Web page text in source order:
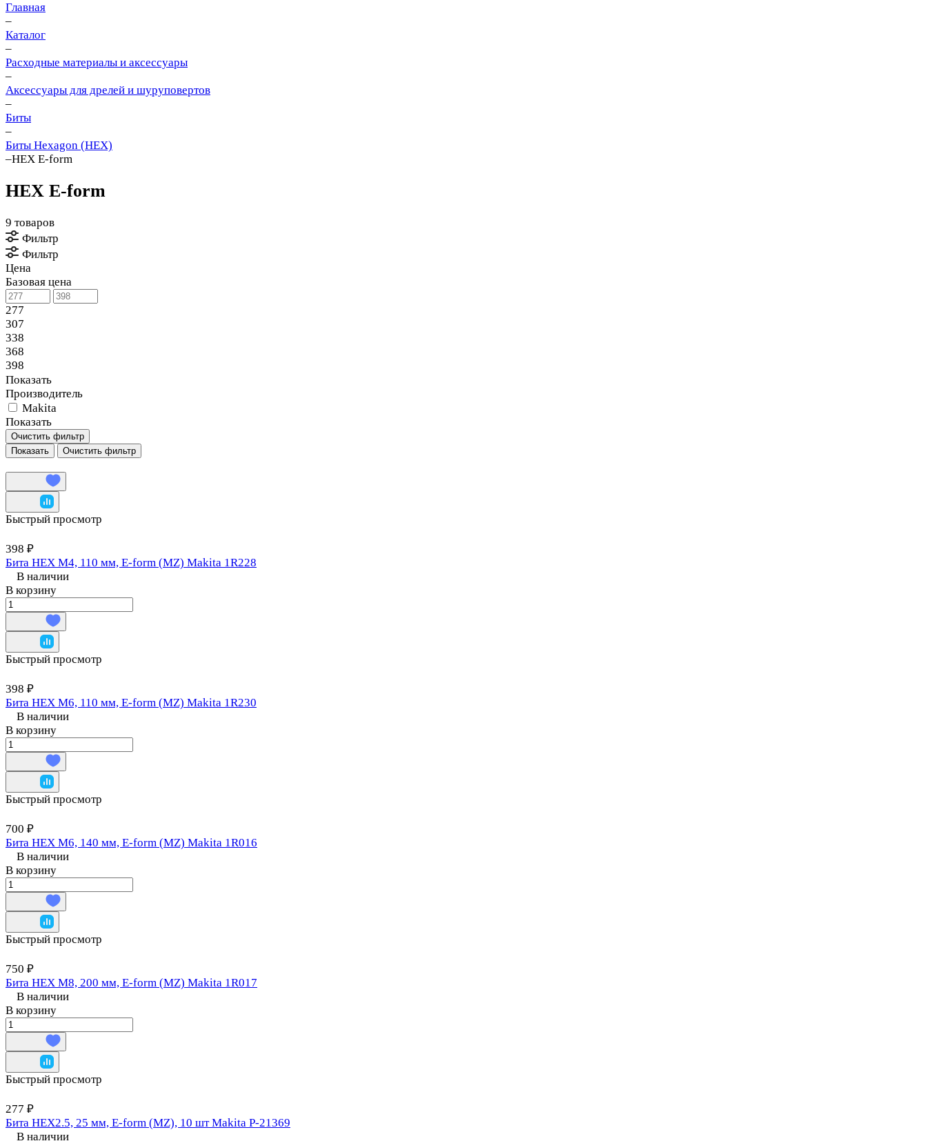
Главная
–
Каталог
–
Расходные материалы и аксессуары
–
Аксессуары для дрелей и шуруповертов
–
Биты
–
Биты Hexagon (HEX)
–HEX E-form
HEX E-form
9 товаров
Фильтр
Фильтр
Цена
Базовая цена
277
307
338
368
398
Показать
Производитель
Makita
Показать
Очистить фильтр
Очистить фильтр
Быстрый просмотр
398 ₽
Бита HEX M4, 110 мм, E-form (MZ) Makita 1R228
В наличии
В корзину
Быстрый просмотр
398 ₽
Бита HEX M6, 110 мм, E-form (MZ) Makita 1R230
В наличии
В корзину
Быстрый просмотр
700 ₽
Бита HEX M6, 140 мм, E-form (MZ) Makita 1R016
В наличии
В корзину
Быстрый просмотр
750 ₽
Бита HEX M8, 200 мм, E-form (MZ) Makita 1R017
В наличии
В корзину
Быстрый просмотр
277 ₽
Бита HEX2.5, 25 мм, E-form (MZ), 10 шт Makita P-21369
В наличии